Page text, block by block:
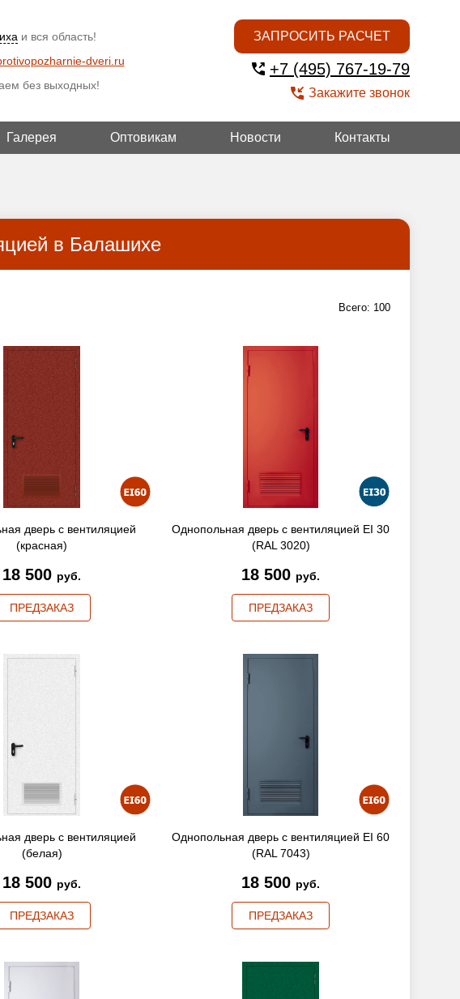
и вся область!
ВЫБРАТЬ ДРУГОЙ
dveri.ru
без выходных!
ЗАПРОСИТЬ РАСЧЕТ
+7 (495) 767-19-79
Закажите звонок
Галерея Оптовикам Новости Контакты
в Балашихе
Всего: 100
дверь с вентиляцией
(красная)
18 500 руб.
ПРЕДЗАКАЗ
Однопольная дверь с вентиляцией EI 30
(RAL 3020)
18 500 руб.
ПРЕДЗАКАЗ
дверь с вентиляцией
(белая)
18 500 руб.
ПРЕДЗАКАЗ
Однопольная дверь с вентиляцией EI 60
(RAL 7043)
18 500 руб.
ПРЕДЗАКАЗ